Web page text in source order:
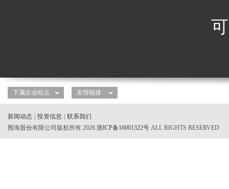
新闻动态 投资信息
联系我们
围海股份有限公司版权所有 2026 浙ICP备16001322号 ALL RIGHTS RESERVED